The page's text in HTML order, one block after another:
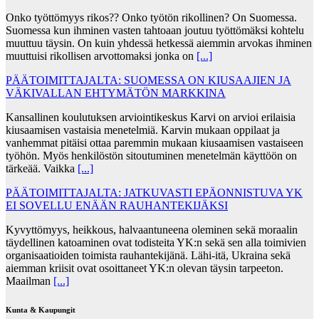
Onko työttömyys rikos?? Onko työtön rikollinen? On Suomessa.
Suomessa kun ihminen vasten tahtoaan joutuu työttömäksi kohtelu
muuttuu täysin. On kuin yhdessä hetkessä aiemmin arvokas ihminen
muuttuisi rikollisen arvottomaksi jonka on [...]
PÄÄTOIMITTAJALTA: SUOMESSA ON KIUSAAJIEN JA
VÄKIVALLAN EHTYMÄTÖN MARKKINA
Kansallinen koulutuksen arviointikeskus Karvi on arvioi erilaisia
kiusaamisen vastaisia menetelmiä. Karvin mukaan oppilaat ja
vanhemmat pitäisi ottaa paremmin mukaan kiusaamisen vastaiseen
työhön. Myös henkilöstön sitoutuminen menetelmän käyttöön on
tärkeää. Vaikka [...]
PÄÄTOIMITTAJALTA: JATKUVASTI EPÄONNISTUVA YK
EI SOVELLU ENÄÄN RAUHANTEKIJÄKSI
Kyvyttömyys, heikkous, halvaantuneena oleminen sekä moraalin
täydellinen katoaminen ovat todisteita YK:n sekä sen alla toimivien
organisaatioiden toimista rauhantekijänä. Lähi-itä, Ukraina sekä
aiemman kriisit ovat osoittaneet YK:n olevan täysin tarpeeton.
Maailman [...]
Kunta & Kaupungit